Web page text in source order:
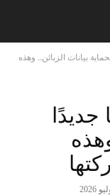
بيانات الزبائن.. وهذه
جديدًا